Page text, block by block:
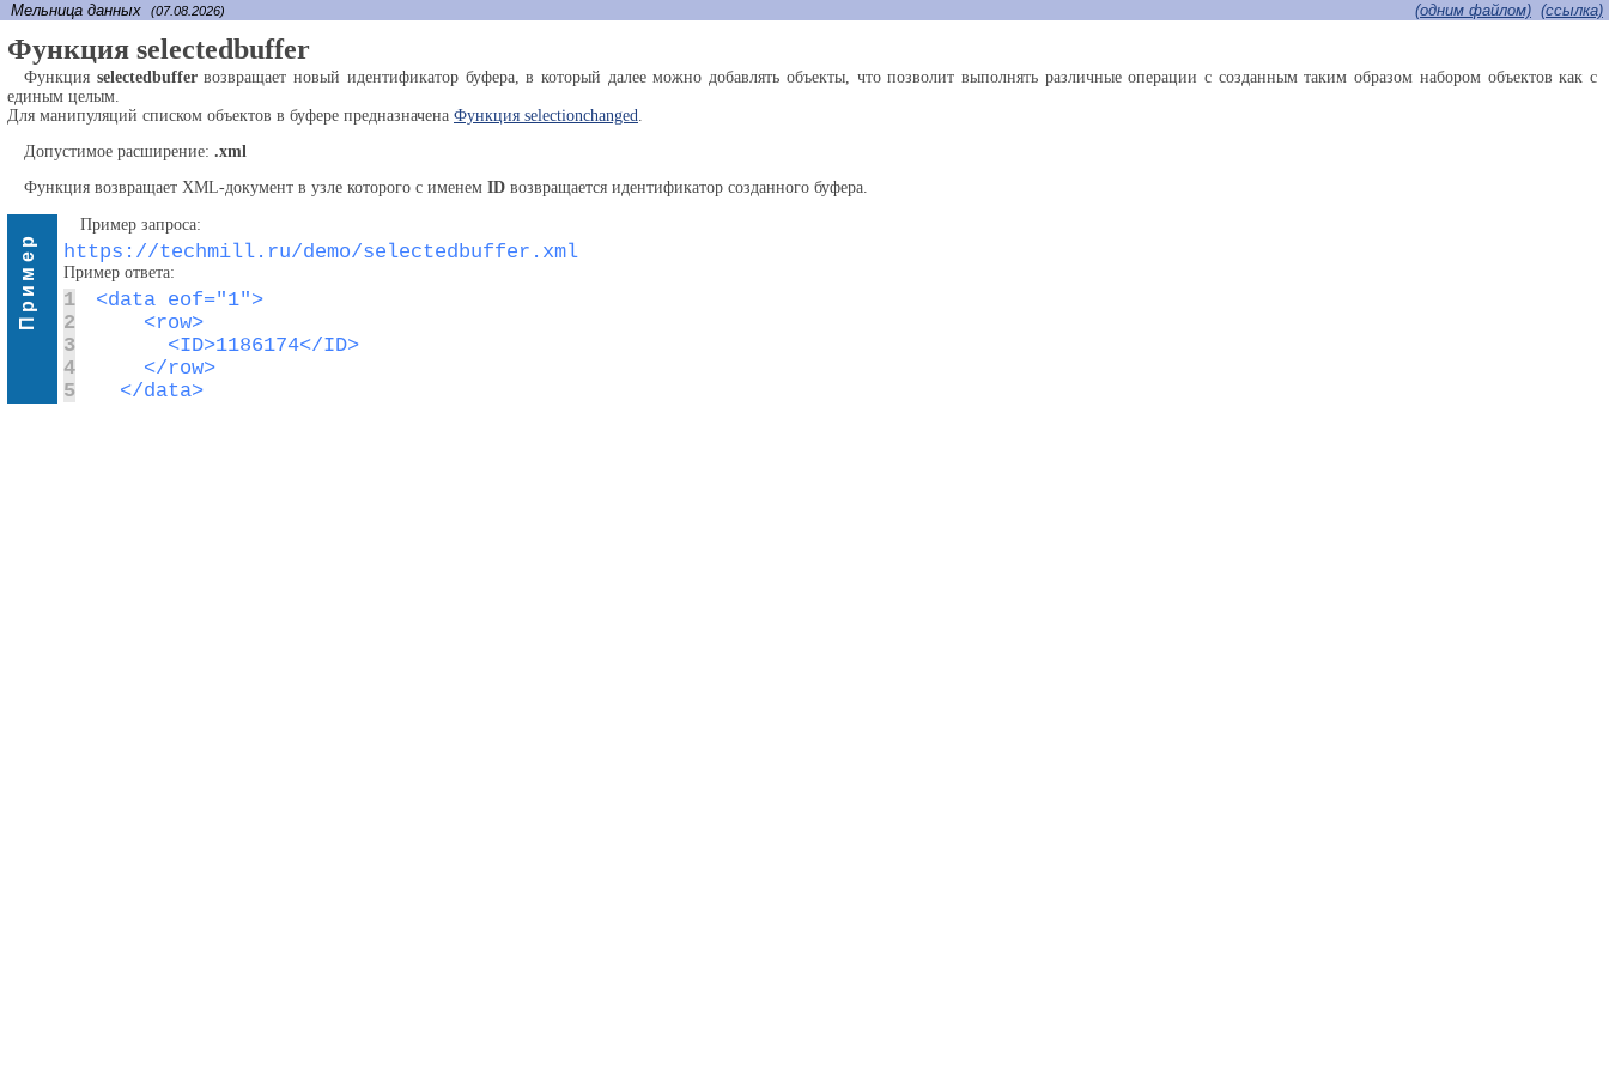
Мельница данных (07.08.2026) (одним файлом) (cсылка)
Функция selectedbuffer
Функция selectedbufferвозвращает новый идентификатор буфера, в который далее можно добавлять объекты, что позволит выполнять различные операции с созданным таким образом набором объектов как с
единым целым.
Для манипуляций списком объектов в буфере предназначена Функция selectionchanged.
Допустимое расширение: .xml
Функция возвращает XML-документ в узле которого с именем ID возвращается идентификатор созданного буфера.
Пример
Пример запроса:
https://techmill.ru/demo/selectedbuffer.xml
Пример ответа:
1
<data eof="1">
2
    <row>
3
      <ID>1186174</ID>
4
    </row>
5
  </data>